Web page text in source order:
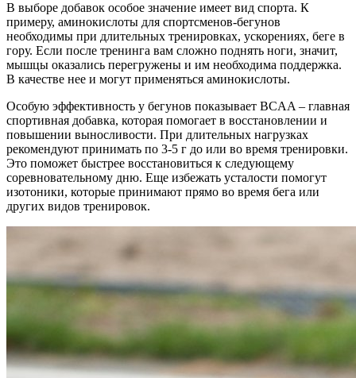
В выборе добавок особое значение имеет вид спорта. К
примеру, аминокислоты для спортсменов-бегунов
необходимы при длительных тренировках, ускорениях, беге в
гору. Если после тренинга вам сложно поднять ноги, значит,
мышцы оказались перегружены и им необходима поддержка.
В качестве нее и могут применяться аминокислоты.
Особую эффективность у бегунов показывает BCAA – главная
спортивная добавка, которая помогает в восстановлении и
повышении выносливости. При длительных нагрузках
рекомендуют принимать по 3-5 г до или во время тренировки.
Это поможет быстрее восстановиться к следующему
соревновательному дню. Еще избежать усталости помогут
изотоники, которые принимают прямо во время бега или
других видов тренировок.